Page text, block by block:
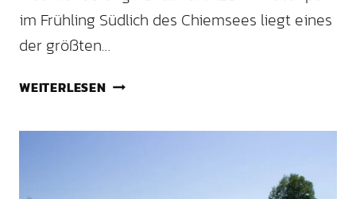
im Frühling Südlich des Chiemsees liegt eines
der größten…
WEITERLESENMOORWANDERUNG